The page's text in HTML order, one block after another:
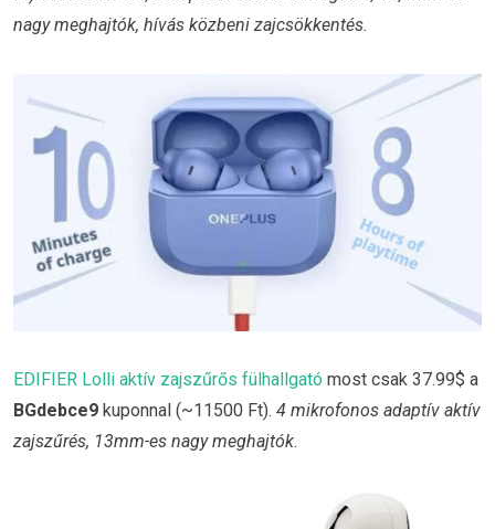
nagy meghajtók, hívás közbeni zajcsökkentés.
EDIFIER Lolli aktív zajszűrős fülhallgató most csak 37.99$ a
BGdebce9 kuponnal (~11500 Ft). 4 mikrofonos adaptív aktív
zajszűrés, 13mm-es nagy meghajtók.